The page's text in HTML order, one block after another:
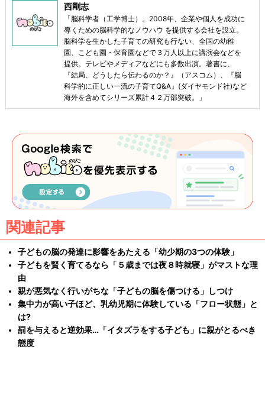
西剛志
「脳科学者（工学博士）。2008年、企業や個人を成功に
導くための脳科学的なノウハウ を提供する会社を設立。
脳科学を生かした子育ての研究も行ない、全国の幼稚
園、こども園・保育園などで３万人以上に講演会などを
提供。テレビやメディアなどにも多数出演。著書に、
『結局、どうしたら伝わるのか？』（アスコム）、『脳
科学的に正しい一流の子育てQ&A』(ダイヤモンド社)など
海外を含めてシリーズ累計４２万部突破。」
関連記事
子どもの脳の発達に影響をあたえる「幼少期の3つの体験」
子どもを賢く育てるなら「５歳までは夜８時就寝」がマストな理
由
親が悪気なく行いがちな「子どもの脳を傷つける」しつけ
集中力が高い子ほど、乳幼児期に体験している「フロー状態」と
は?
罰を与えると逆効果…「イタズラをする子ども」に親がとるべき
態度